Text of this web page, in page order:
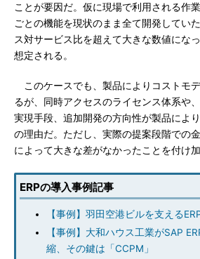
ことが要因だ。仮に現場で利用される作
ごとの機能を現状のまま全て開発してい
ス対サービス比を超えて大きな数値にな
想定される。
このケースでも、製品によりコストモ
るが、同時アクセスのライセンス体系や
実現手段、追加開発の方向性が製品によ
の理由だ。ただし、実際の提案段階での
によって大きな差がなかったことを付け加
ERPの導入事例記事
【事例】羽田空港ビルを支える
【事例】大和ハウス工業がSAP
縮、その鍵は「CCPM」